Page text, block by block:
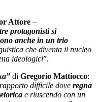
Attore –
tre protagonisti si
anche in un trio
che diventa il nucleo
ideologici”.
di Gregorio Mattiocco:
difficile dove regna
e riuscendo con un